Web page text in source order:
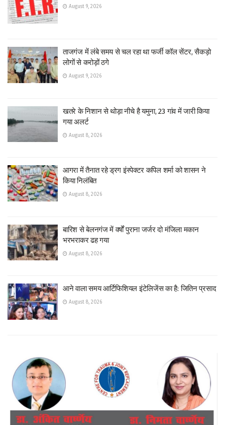
August 9, 2026
ताजगंज में लंबे समय से चल रहा था फर्जी कॉल सेंटर, सैकड़ो
लोगों से करोड़ों ठगे
August 9, 2026
खतरे के निशान से थोड़ा नीचे है यमुना, 23 गांव में जारी किया
गया अलर्ट
August 8, 2026
आगरा में तैनात रहे ड्रग इंस्पेक्टर कपिल शर्मा को शासन ने
किया निलंबित
August 8, 2026
बारिश से बेलनगंज में वर्षों पुराना जर्जर दो मंजिला मकान
भरभराकर ढह गया
August 8, 2026
आने वाला समय आर्टिफिशियल इंटेलिजेंस का है: जितिन प्रसाद
August 8, 2026